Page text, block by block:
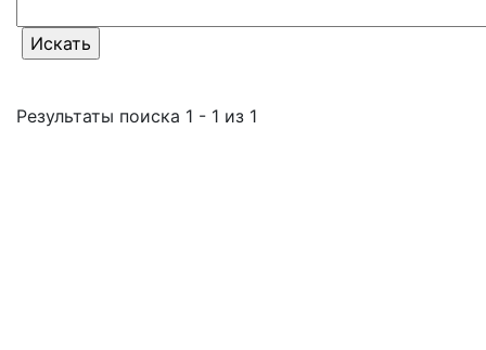
Результаты поиска 1 - 1 из 1